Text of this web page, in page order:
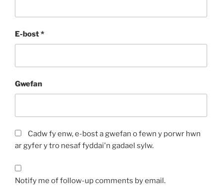
E-bost*
Gwefan
Cadw fy enw, e-bost a gwefan o fewn y porwr hwn
ar gyfer y tro nesaf fyddai'n gadael sylw.
Notify me of follow-up comments by email.